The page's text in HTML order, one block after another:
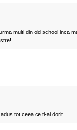
multi din old school inca
tot ceea ce ti-ai dorit.